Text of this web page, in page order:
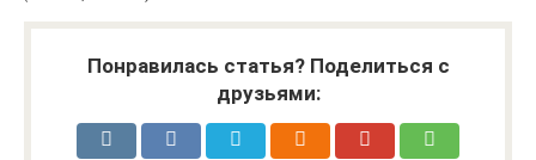
Понравилась статья? Поделиться с
друзьями: